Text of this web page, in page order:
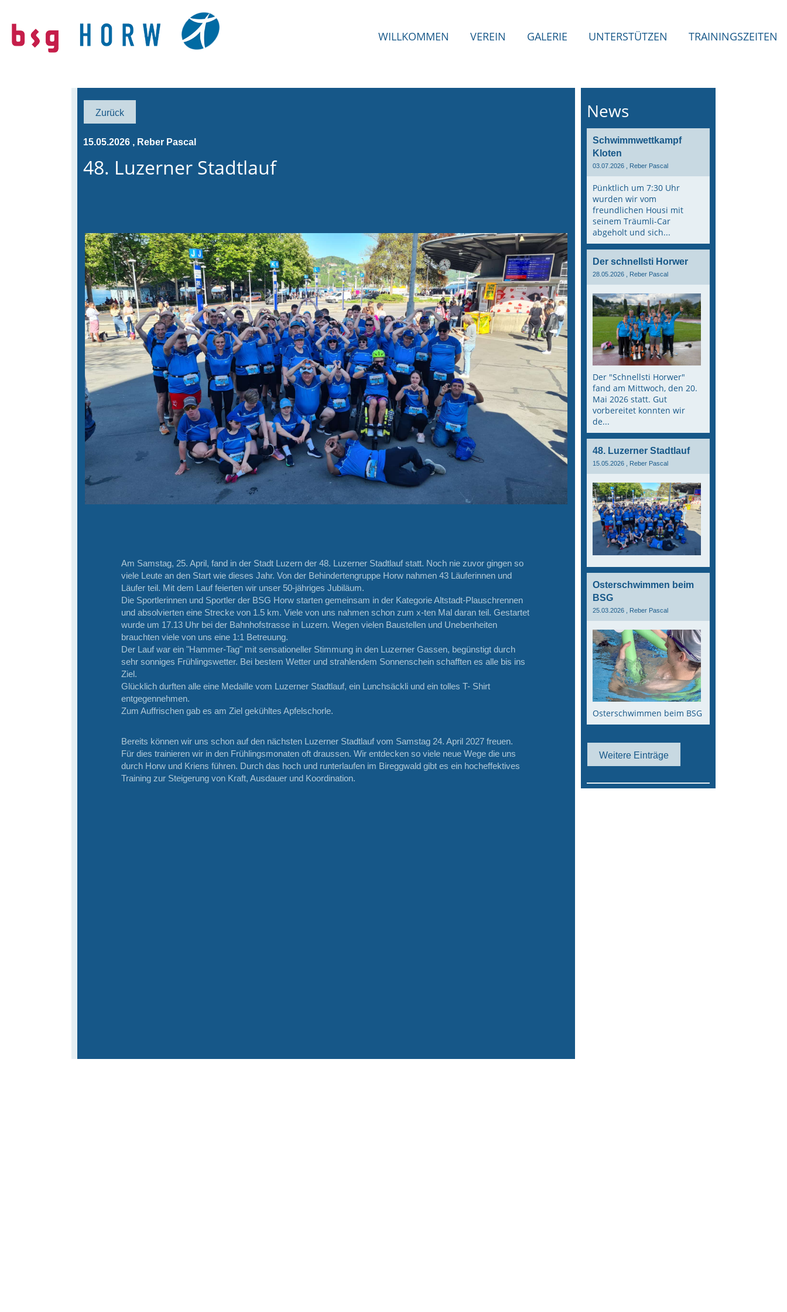
WILLKOMMEN VEREIN GALERIE UNTERSTÜTZEN TRAININGSZEITEN
Zurück
15.05.2026 , Reber Pascal
48. Luzerner Stadtlauf
Am Samstag, 25. April, fand in der Stadt Luzern der 48. Luzerner Stadtlauf statt. Noch nie zuvor gingen so
viele Leute an den Start wie dieses Jahr. Von der Behindertengruppe Horw nahmen 43 Läuferinnen und
Läufer teil. Mit dem Lauf feierten wir unser 50-jähriges Jubiläum.
Die Sportlerinnen und Sportler der BSG Horw starten gemeinsam in der Kategorie Altstadt-Plauschrennen
und absolvierten eine Strecke von 1.5 km. Viele von uns nahmen schon zum x-ten Mal daran teil. Gestartet
wurde um 17.13 Uhr bei der Bahnhofstrasse in Luzern. Wegen vielen Baustellen und Unebenheiten
brauchten viele von uns eine 1:1 Betreuung.
Der Lauf war ein "Hammer-Tag" mit sensationeller Stimmung in den Luzerner Gassen, begünstigt durch
sehr sonniges Frühlingswetter. Bei bestem Wetter und strahlendem Sonnenschein schafften es alle bis ins
Ziel.
Glücklich durften alle eine Medaille vom Luzerner Stadtlauf, ein Lunchsäckli und ein tolles T- Shirt
entgegennehmen.
Zum Auffrischen gab es am Ziel gekühltes Apfelschorle.
Bereits können wir uns schon auf den nächsten Luzerner Stadtlauf vom Samstag 24. April 2027 freuen.
Für dies trainieren wir in den Frühlingsmonaten oft draussen. Wir entdecken so viele neue Wege die uns
durch Horw und Kriens führen. Durch das hoch und runterlaufen im Bireggwald gibt es ein hocheffektives
Training zur Steigerung von Kraft, Ausdauer und Koordination.
News
Schwimmwettkampf
Kloten
03.07.2026 , Reber Pascal
Pünktlich um 7:30 Uhr
wurden wir vom
freundlichen Housi mit
seinem Träumli-Car
abgeholt und sich...
Der schnellsti Horwer
28.05.2026 , Reber Pascal
Der "Schnellsti Horwer"
fand am Mittwoch, den 20.
Mai 2026 statt. Gut
vorbereitet konnten wir
de...
48. Luzerner Stadtlauf
15.05.2026 , Reber Pascal
Osterschwimmen beim
BSG
25.03.2026 , Reber Pascal
Osterschwimmen beim BSG
Weitere Einträge